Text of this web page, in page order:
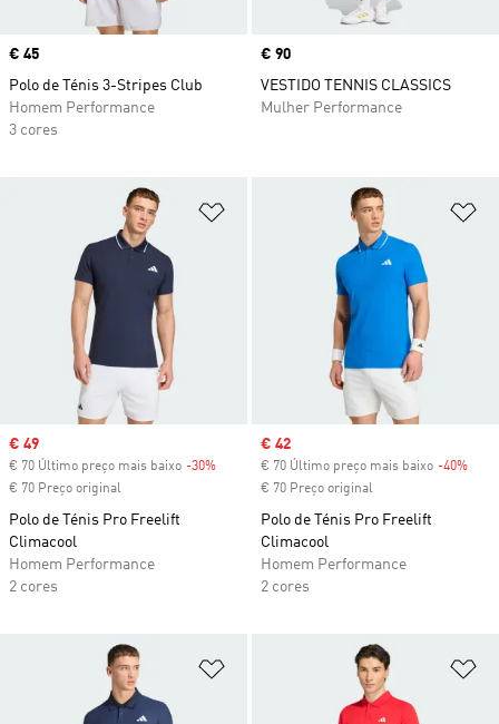
Price
€ 45
Polo de Ténis 3-Stripes Club
Homem Performance
3 cores
Price
€ 90
VESTIDO TENNIS CLASSICS
Mulher Performance
Adicionar à Lista de Desejos
Sale price
€ 49
€ 70 Último preço mais baixo -30% Discount
€ 70 Preço original
Polo de Ténis Pro Freelift
Climacool
Homem Performance
2 cores
Sale price
€ 42
€ 70 Último preço mais baixo -40%
€ 70 Preço original
Polo de Ténis Pro Freelift
Climacool
Homem Performance
2 cores
Adicionar à Lista de Desejos